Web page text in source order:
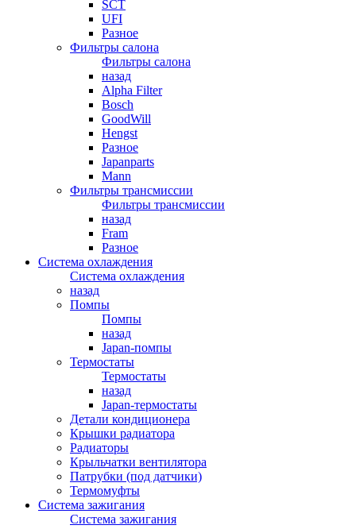
SCT
UFI
Разное
Фильтры салона
Фильтры салона
назад
Alpha Filter
Bosch
GoodWill
Hengst
Разное
Japanparts
Mann
Фильтры трансмиссии
Фильтры трансмиссии
назад
Fram
Разное
Система охлаждения
Система охлаждения
назад
Помпы
Помпы
назад
Japan-помпы
Термостаты
Термостаты
назад
Japan-термостаты
Детали кондиционера
Крышки радиатора
Радиаторы
Крыльчатки вентилятора
Патрубки (под датчики)
Термомуфты
Система зажигания
Система зажигания